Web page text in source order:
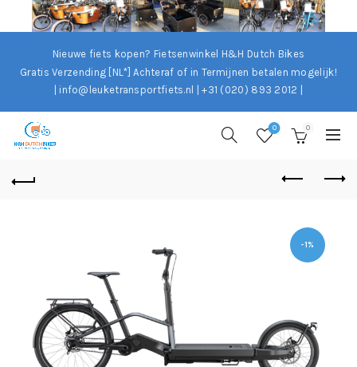
Nieuwe fiets kopen? Fietsenwinkel H&H Dutch Bikes
Gratis Verzending [NL*] Achteraf of in Termijnen betalen mogelijk!
| info@leuketransportfiets.nl | +31 (020) 893 2012 |
0 0
-1%